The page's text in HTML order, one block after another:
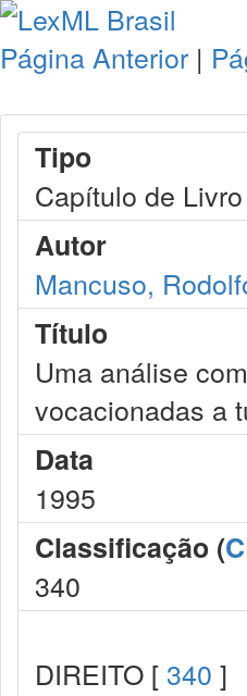
Página Anterior |
Tipo
Capítulo de Livro
Autor
Mancuso,
Título
Uma análise
vocacionadas a
Data
1995
Classificação (
340
DIREITO [ 340 ]